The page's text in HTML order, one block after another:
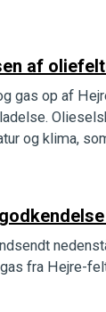
af
gas op af
og klima,
fra Hejre-